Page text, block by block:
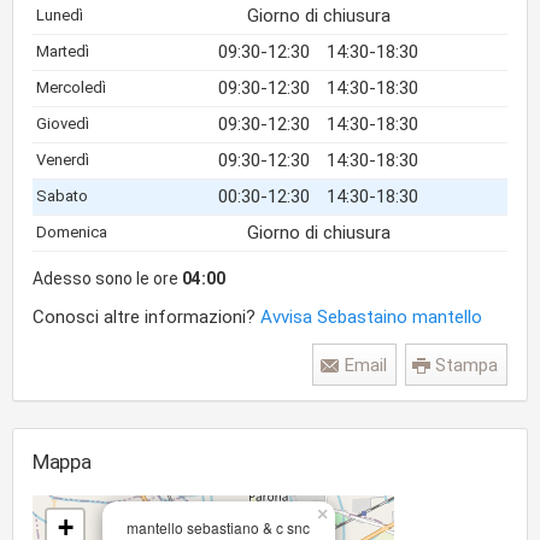
Lunedì Giorno di chiusura
Martedì 09:30-12:30 14:30-18:30
Mercoledì 09:30-12:30 14:30-18:30
Giovedì 09:30-12:30 14:30-18:30
Venerdì 09:30-12:30 14:30-18:30
Sabato 00:30-12:30 14:30-18:30
Domenica Giorno di chiusura
Adesso sono le ore 04:00
Conosci altre informazioni? Avvisa Sebastaino mantello
Stampa
Email
Mappa
mantello sebastiano & c snc
×
+